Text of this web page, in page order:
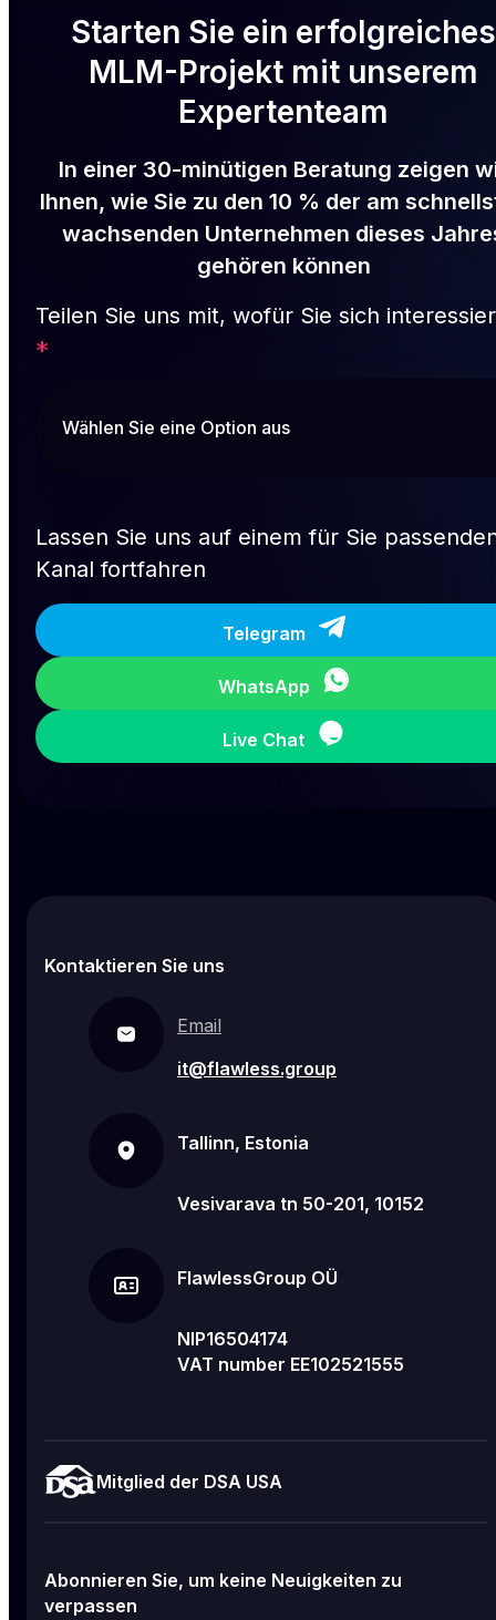
Starten Sie ein erfolgreiches
MLM-Projekt mit unserem
Expertenteam
In einer 30-minütigen Beratung zeigen
Ihnen, wie Sie zu den 10 % der am
wachsenden Unternehmen dieses
gehören können
Teilen Sie uns mit, wofür Sie sich
*
Lassen Sie uns auf einem für Sie
Kanal fortfahren
Telegram
WhatsApp
Live Chat
Kontaktieren Sie uns
Email
it@flawless.group
Tallinn, Estonia
Vesivarava tn 50-201, 10152
FlawlessGroup OÜ
NIP16504174
VAT number EE102521555
Mitglied der DSA USA
Abonnieren Sie, um keine Neuigkeiten zu
verpassen